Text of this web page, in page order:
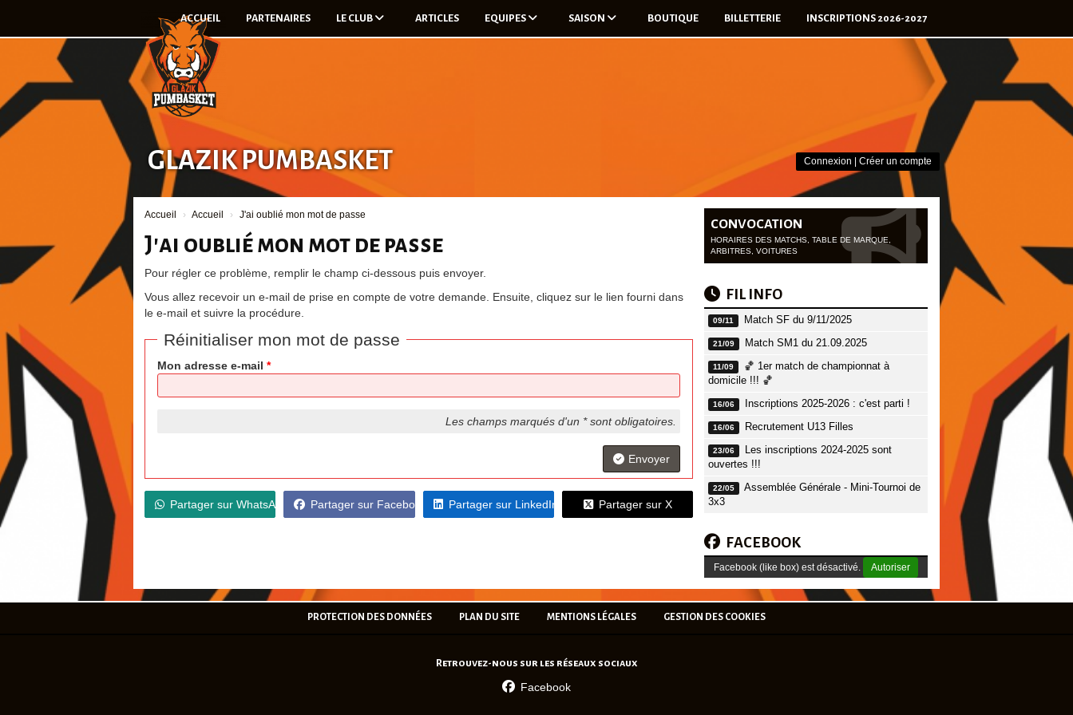
ACCUEIL PARTENAIRES LE CLUB ARTICLES EQUIPES SAISON BOUTIQUE BILLETTERIE INSCRIPTIONS 2026-2027
Connexion Créer un compte
GLAZIK PUMBASKET
Accueil Accueil J'ai oublié mon mot de passe
J'ai oublié mon mot de passe
Pour régler ce problème, remplir le champ ci-dessous puis envoyer.
Vous allez recevoir un e-mail de prise en compte de votre demande. Ensuite, cliquez sur le lien fourni dans
le e-mail et suivre la procédure.
Réinitialiser mon mot de passe
Mon adresse e-mail*
Les champs marqués d'un * sont obligatoires.
Envoyer
Partager sur WhatsApp Partager sur Facebook Partager sur LinkedIn Partager sur X
CONVOCATION
HORAIRES DES MATCHS, TABLE DE MARQUE,
ARBITRES, VOITURES
FIL INFO
09/11 Match SF du 9/11/2025
21/09 Match SM1 du 21.09.2025
11/09
🏀 1er match de championnat à
domicile !!! 🏀
16/06 Inscriptions 2025-2026 : c'est parti !
16/06 Recrutement U13 Filles
23/06
Les inscriptions 2024-2025 sont
ouvertes !!!
22/05
Assemblée Générale - Mini-Tournoi de
3x3
FACEBOOK
Facebook (like box) est désactivé. Autoriser
PROTECTION DES DONNÉES PLAN DU SITE MENTIONS LÉGALES GESTION DES COOKIES
Retrouvez-nous sur les réseaux sociaux
Facebook